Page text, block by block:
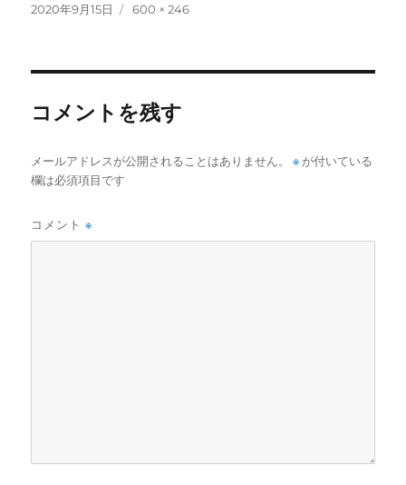
投
2020年9月15日
フ
600 × 246
コメントを残す
メールアドレスが公開されることはありません。 ※が付いている
欄は必須項目です
コメント※